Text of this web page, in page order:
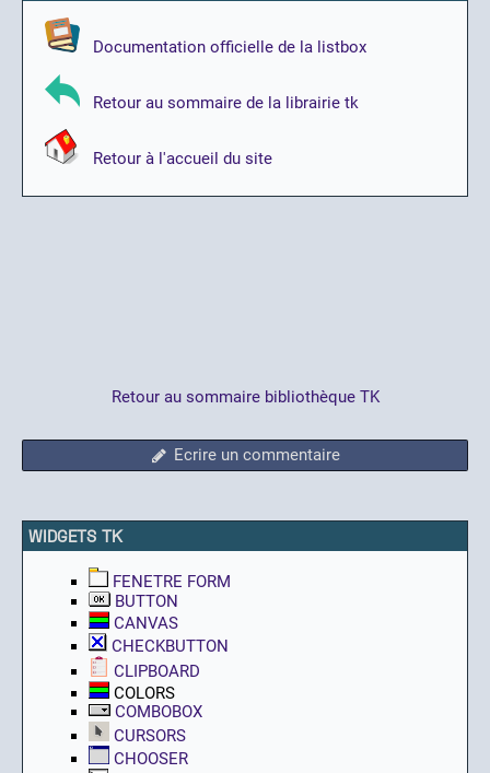
Documentation officielle de la listbox
Retour au sommaire de la librairie tk
Retour à l'accueil du site
Retour au sommaire bibliothèque TK
Ecrire un commentaire
WIDGETS TK
FENETRE FORM
BUTTON
CANVAS
CHECKBUTTON
CLIPBOARD
COLORS
COMBOBOX
CURSORS
CHOOSER